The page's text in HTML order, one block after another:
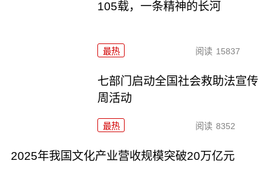
105载，一条精神的长河
最热 阅读 15837
七部门启动全国社会救助法宣传
周活动
最热 阅读 8352
2025年我国文化产业营收规模突破20万亿元